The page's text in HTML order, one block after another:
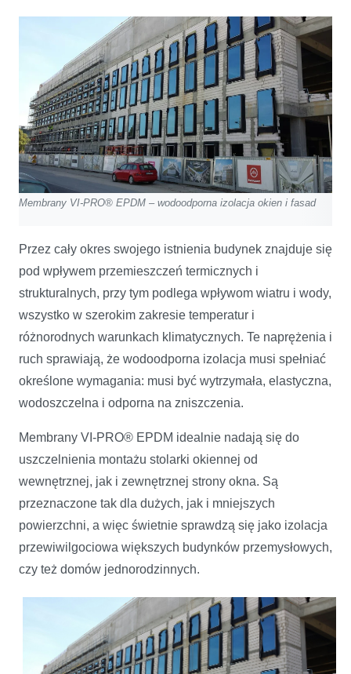
Membrany VI-PRO® EPDM – wodoodporna izolacja okien i fasad
Przez cały okres swojego istnienia budynek znajduje się
pod wpływem przemieszczeń termicznych i
strukturalnych, przy tym podlega wpływom wiatru i wody,
wszystko w szerokim zakresie temperatur i
różnorodnych warunkach klimatycznych. Te naprężenia i
ruch sprawiają, że wodoodporna izolacja musi spełniać
określone wymagania: musi być wytrzymała, elastyczna,
wodoszczelna i odporna na zniszczenia.
Membrany VI-PRO® EPDM idealnie nadają się do
uszczelnienia montażu stolarki okiennej od
wewnętrznej, jak i zewnętrznej strony okna. Są
przeznaczone tak dla dużych, jak i mniejszych
powierzchni, a więc świetnie sprawdzą się jako izolacja
przewiwilgociowa większych budynków przemysłowych,
czy też domów jednorodzinnych.